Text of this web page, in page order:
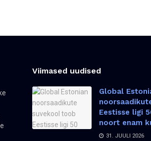
Viimased uudised
Global
Eestisse ligi
noort enam
31. JUULI 2026